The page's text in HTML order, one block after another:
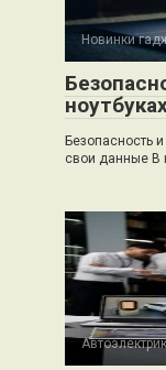
Новинки
Безопасность
свои данные В
Автоэлектрик